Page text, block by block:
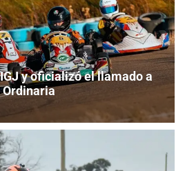
y oficializó el llamado a
Ordinaria